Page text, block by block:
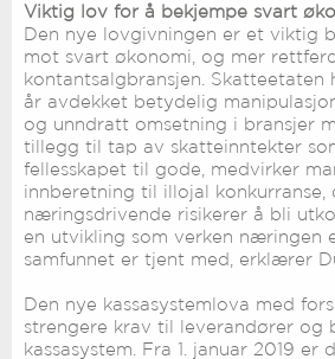
Viktig lov for å bekjempe svart
Den nye lovgivningen er et viktig
mot svart økonomi, og mer
kontantsalgbransjen. Skatteetaten
år avdekket betydelig
og unndratt omsetning i bransjer
tillegg til tap av skatteinntekter
fellesskapet til gode, medvirker
innberetning til illojal konkurranse,
næringsdrivende risikerer å bli
en utvikling som verken næringen
samfunnet er tjent med, erklærer
Den nye kassasystemlova med
strengere krav til leverandører og
kassasystem. Fra 1. januar 2019 er